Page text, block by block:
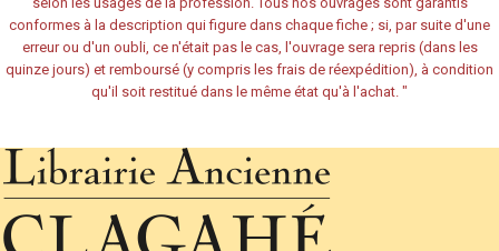
conformes à la description qui figure dans chaque fiche ; si, par suite d'une
erreur ou d'un oubli, ce n'était pas le cas, l'ouvrage sera repris (dans les
quinze jours) et remboursé (y compris les frais de réexpédition), à condition
qu'il soit restitué dans le même état qu'à l'achat. "